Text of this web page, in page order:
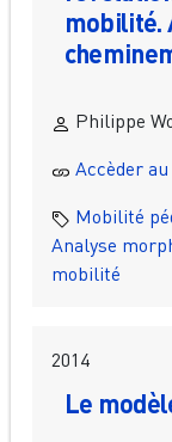
mobilité.
Philippe
Accèder
Mobilité
Analyse
mobilité
2014
Le